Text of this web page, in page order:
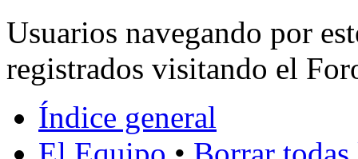
Usuarios navegando por
registrados visitando el
Índice general